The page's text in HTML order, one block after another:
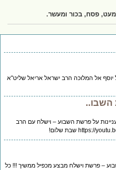
פסח, בכור ומעשר.
אל המלוכה הרב ישראל אריאל שליט"א
המקדש! 3 דקות מעניינות על פרשת השבוע – וישלח עם הרב
– פרשת וישלח מבצע מכפיל ממשיך !!! כל